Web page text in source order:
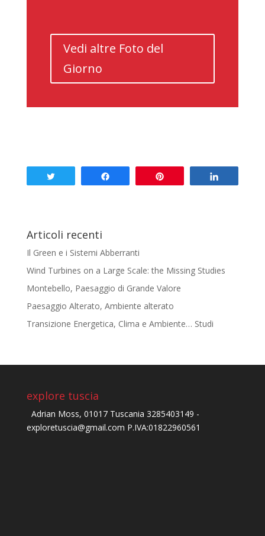
Vedi altre Foto del
Giorno
Articoli recenti
Il Green e i Sistemi Abberranti
Wind Turbines on a Large Scale: the Missing Studies
Montebello, Paesaggio di Grande Valore
Paesaggio Alterato, Ambiente alterato
Transizione Energetica, Clima e Ambiente… Studi
explore tuscia
Adrian Moss, 01017 Tuscania 3285403149 -
exploretuscia@gmail.com P.IVA:01822960561